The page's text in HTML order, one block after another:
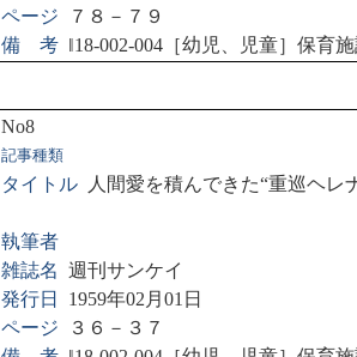
ページ
７８－７９
備 考 ‖18-002-004［幼児、児童］保育施
No8
記事種類
タイトル 人間愛を積んできた“重巡ヘレ
執筆者
雑誌名 週刊サンケイ
発行日
1959年02 月 01 日
ページ
３６－３７